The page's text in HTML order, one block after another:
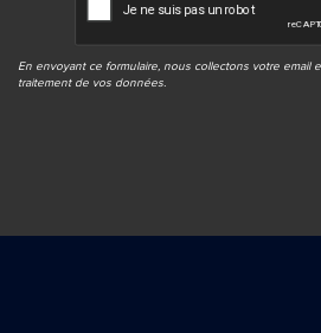
En envoyant ce formulaire, nous collectons votre email
traitement de vos données